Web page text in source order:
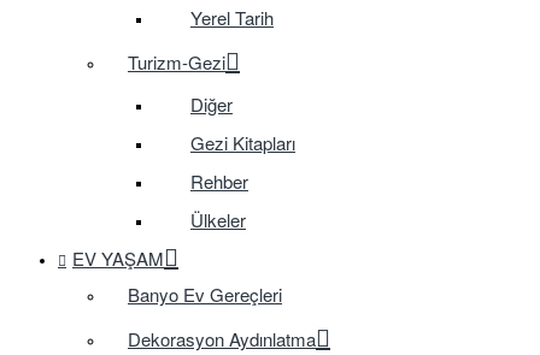
Yerel Tarih
Turizm-Gezi
Diğer
Gezi Kitapları
Rehber
Ülkeler
EV YAŞAM
Banyo Ev Gereçleri
Dekorasyon Aydınlatma